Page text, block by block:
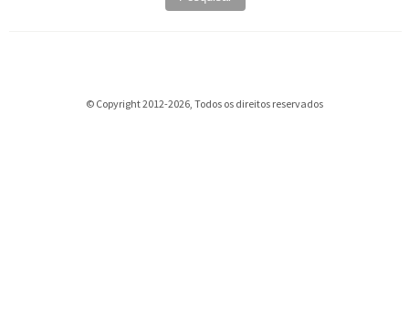
© Copyright 2012-2026, Todos os direitos reservados